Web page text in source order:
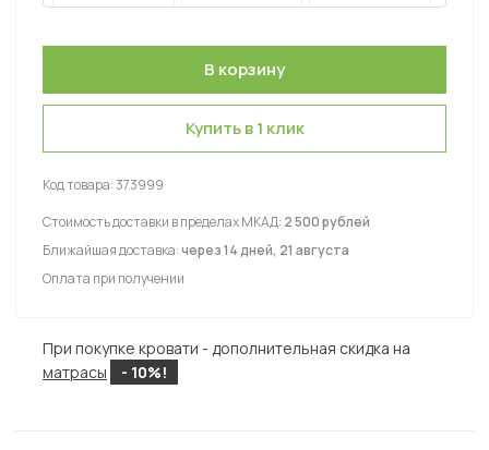
Купить в 1 клик
Код товара:373999
Стоимость доставки в пределах МКАД: 2 500 рублей
Ближайшая доставка:через 14 дней, 21 августа
Оплата при получении
При покупке кровати - дополнительная скидка на
матрасы
- 10%!